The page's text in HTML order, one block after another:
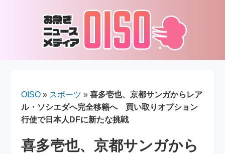
OISO » スポーツ »喜多壱也、京都サンガからレア
ル・ソシエダへ完全移籍へ 買い取りオプション
行使で日本人DFに新たな挑戦
喜多壱也、京都サンガから